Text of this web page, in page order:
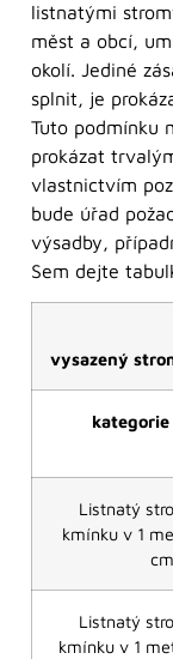
listnatými
měst a obcí,
okolí. Jediné
splnit, je
Tuto podmínku
prokázat
vlastnictvím
bude úřad
výsadby,
Sem dejte
Výše
vysazený
Listnatý
kmínku v 1
cm
Listnatý
kmínku v 1